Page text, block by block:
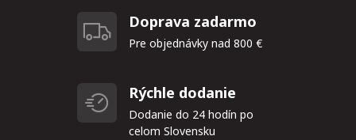
Doprava zadarmo
Pre objednávky nad 800 €
Rýchle dodanie
Dodanie do 24 hodín po
celom Slovensku